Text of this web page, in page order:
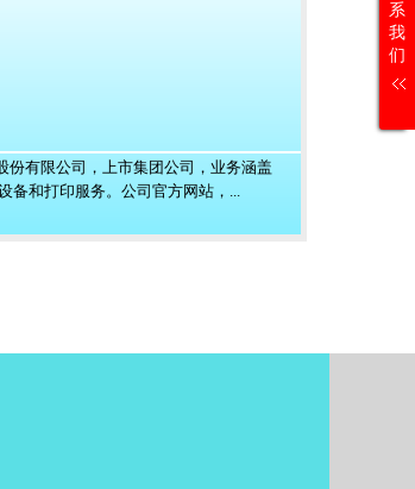
份有限公司，上市集团公司，业务涵盖
备和打印服务。公司官方网站，...
系
我
们